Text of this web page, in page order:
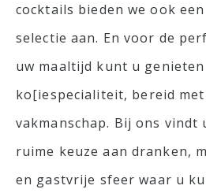
cocktails bieden we ook
selectie aan. En voor de
uw maaltijd kunt u
ko[iespecialiteit, bereid
vakmanschap. Bij ons vindt
ruime keuze aan dranken,
en gastvrije sfeer waar u